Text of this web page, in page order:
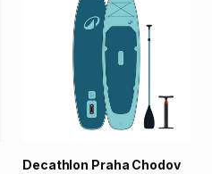
Decathlon Praha Chodov